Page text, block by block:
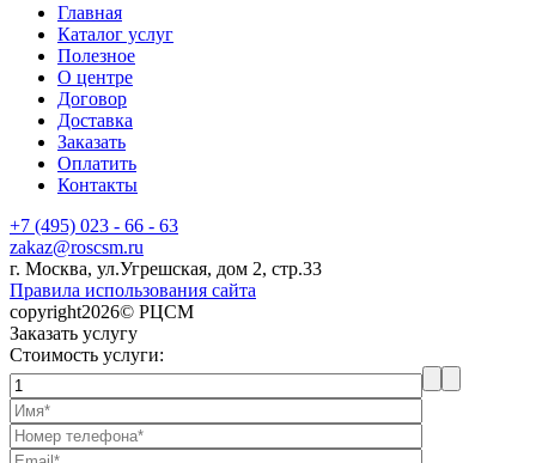
Главная
Каталог услуг
Полезное
О центре
Договор
Доставка
Заказать
Оплатить
Контакты
+7 (495) 023 - 66 - 63
zakaz@roscsm.ru
г. Москва, ул.Угрешская, дом 2, стр.33
Правила использования сайта
copyright2026© РЦСМ
Заказать услугу
Стоимость услуги: